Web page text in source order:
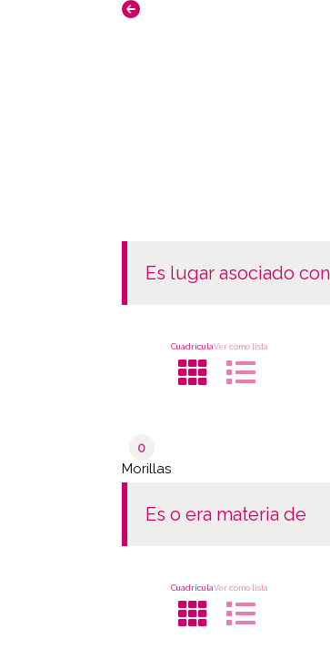
es lugar asociado con
CuadrículaVer como lista
0
Morillas
es o era materia de
CuadrículaVer como lista